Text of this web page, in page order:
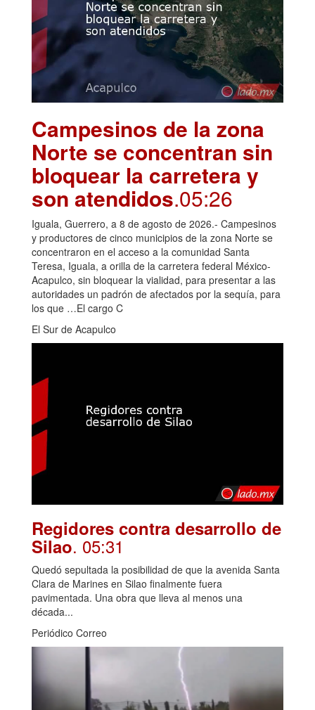
Campesinos de la zona
Norte se concentran sin
bloquear la carretera y
son atendidos.05:26
Iguala, Guerrero, a 8 de agosto de 2026.- Campesinos
y productores de cinco municipios de la zona Norte se
concentraron en el acceso a la comunidad Santa
Teresa, Iguala, a orilla de la carretera federal México-
Acapulco, sin bloquear la vialidad, para presentar a las
autoridades un padrón de afectados por la sequía, para
los que …El cargo C
El Sur de Acapulco
Regidores contra desarrollo de
Silao. 05:31
Quedó sepultada la posibilidad de que la avenida Santa
Clara de Marines en Silao finalmente fuera
pavimentada. Una obra que lleva al menos una
década...
Periódico Correo